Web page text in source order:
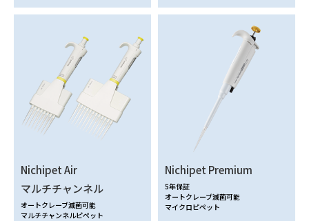
Nichipet Air
マルチチャンネル
オートクレーブ滅菌可能
マルチチャンネルピペット
Nichipet Premium
5年保証
オートクレーブ滅菌可能
マイクロピペット